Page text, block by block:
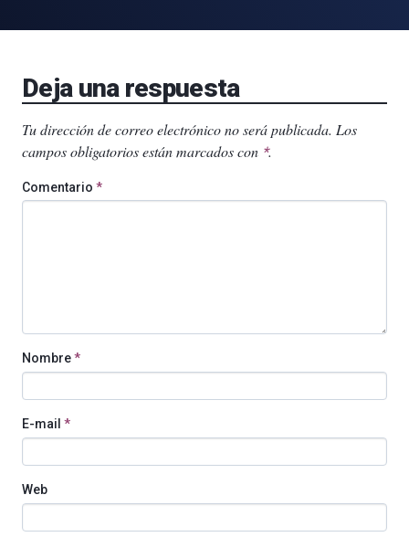
Deja una respuesta
Tu dirección de correo electrónico no será publicada. Los
campos obligatorios están marcados con *.
Comentario *
Nombre*
E-mail *
Web